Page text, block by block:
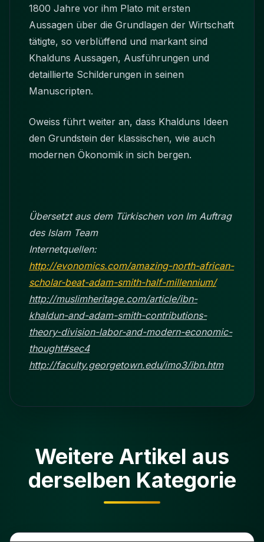
1800 Jahre vor ihm Plato mit ersten
Aussagen über die Grundlagen der Wirtschaft
tätigte, so verblüffend und markant sind
Khalduns Aussagen, Ausführungen und
detaillierte Schilderungen in seinen
Manuscripten.
Oweiss führt weiter an, dass Khalduns Ideen
den Grundstein der klassischen, wie auch
modernen Ökonomik in sich bergen.
Übersetzt aus dem Türkischen von Im Auftrag
des Islam Team
Internetquellen:
http://evonomics.com/amazing-north-african-
scholar-beat-adam-smith-half-millennium/
http://muslimheritage.com/article/ibn-
khaldun-and-adam-smith-contributions-
theory-division-labor-and-modern-economic-
thought#sec4
http://faculty.georgetown.edu/imo3/ibn.htm
Weitere Artikel aus
derselben Kategorie